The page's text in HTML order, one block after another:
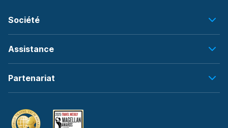
Société
Assistance
Partenariat